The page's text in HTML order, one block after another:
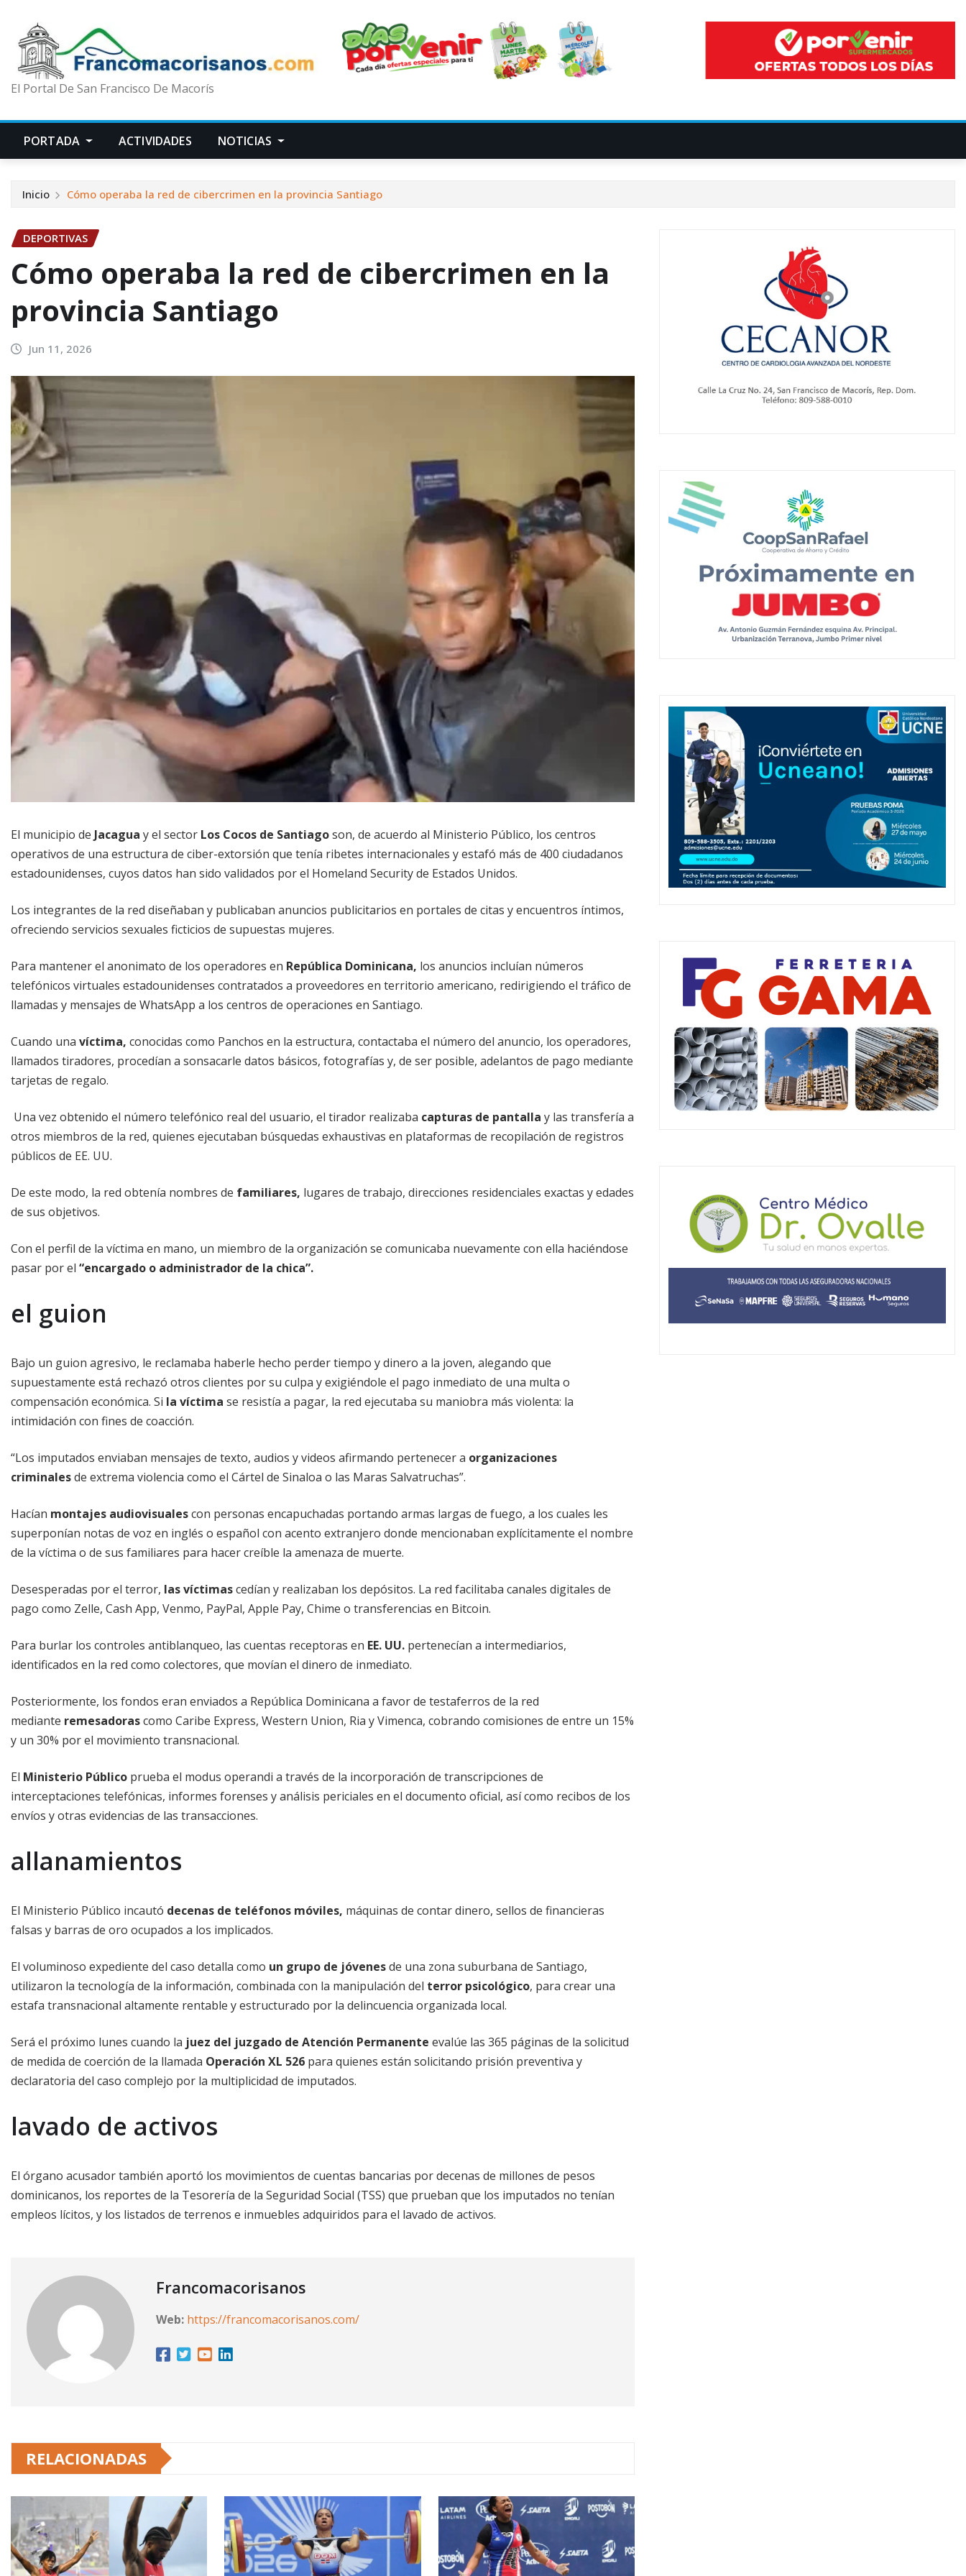
El Portal De San Francisco De Macorís
PORTADA ACTIVIDADES NOTICIAS
Inicio Cómo operaba la red de cibercrimen en la provincia Santiago
DEPORTIVAS
Cómo operaba la red de cibercrimen en la
provincia Santiago
Jun 11, 2026
El municipio de Jacagua y el sector Los Cocos de Santiagoson, de acuerdo al Ministerio Público, los centros
operativos de una estructura de ciber-extorsión que tenía ribetes internacionales y estafó más de 400 ciudadanos
estadounidenses, cuyos datos han sido validados por el Homeland Security de Estados Unidos.
Los integrantes de la red diseñaban y publicaban anuncios publicitarios en portales de citas y encuentros íntimos,
ofreciendo servicios sexuales ficticios de supuestas mujeres.
Para mantener el anonimato de los operadores en República Dominicana, los anuncios incluían números
telefónicos virtuales estadounidenses contratados a proveedores en territorio americano, redirigiendo el tráfico de
llamadas y mensajes de WhatsApp a los centros de operaciones en Santiago.
Cuando una víctima, conocidas como Panchos en la estructura, contactaba el número del anuncio, los operadores,
llamados tiradores, procedían a sonsacarle datos básicos, fotografías y, de ser posible, adelantos de pago mediante
tarjetas de regalo.
Una vez obtenido el número telefónico real del usuario, el tirador realizaba capturas de pantalla y las transfería a
otros miembros de la red, quienes ejecutaban búsquedas exhaustivas en plataformas de recopilación de registros
públicos de EE. UU.
De este modo, la red obtenía nombres de familiares, lugares de trabajo, direcciones residenciales exactas y edades
de sus objetivos.
Con el perfil de la víctima en mano, un miembro de la organización se comunicaba nuevamente con ella haciéndose
pasar por el “encargado o administrador de la chica”.
el guion
Bajo un guion agresivo, le reclamaba haberle hecho perder tiempo y dinero a la joven, alegando que
supuestamente está rechazó otros clientes por su culpa y exigiéndole el pago inmediato de una multa o
compensación económica. Si la víctima se resistía a pagar, la red ejecutaba su maniobra más violenta: la
intimidación con fines de coacción.
“Los imputados enviaban mensajes de texto, audios y videos afirmando pertenecer a organizaciones
criminalesde extrema violencia como el Cártel de Sinaloa o las Maras Salvatruchas”.
Hacían montajes audiovisualescon personas encapuchadas portando armas largas de fuego, a los cuales les
superponían notas de voz en inglés o español con acento extranjero donde mencionaban explícitamente el nombre
de la víctima o de sus familiares para hacer creíble la amenaza de muerte.
Desesperadas por el terror, las víctimascedían y realizaban los depósitos. La red facilitaba canales digitales de
pago como Zelle, Cash App, Venmo, PayPal, Apple Pay, Chime o transferencias en Bitcoin.
Para burlar los controles antiblanqueo, las cuentas receptoras en EE. UU. pertenecían a intermediarios,
identificados en la red como colectores, que movían el dinero de inmediato.
Posteriormente, los fondos eran enviados a República Dominicana a favor de testaferros de la red
mediante remesadorascomo Caribe Express, Western Union, Ria y Vimenca, cobrando comisiones de entre un 15%
y un 30% por el movimiento transnacional.
El Ministerio Público prueba el modus operandi a través de la incorporación de transcripciones de
interceptaciones telefónicas, informes forenses y análisis periciales en el documento oficial, así como recibos de los
envíos y otras evidencias de las transacciones.
allanamientos
El Ministerio Público incautó decenas de teléfonos móviles, máquinas de contar dinero, sellos de financieras
falsas y barras de oro ocupados a los implicados.
El voluminoso expediente del caso detalla como un grupo de jóvenesde una zona suburbana de Santiago,
utilizaron la tecnología de la información, combinada con la manipulación del terror psicológico, para crear una
estafa transnacional altamente rentable y estructurado por la delincuencia organizada local.
Será el próximo lunes cuando la juez del juzgado de Atención Permanente evalúe las 365 páginas de la solicitud
de medida de coerción de la llamada Operación XL 526 para quienes están solicitando prisión preventiva y
declaratoria del caso complejo por la multiplicidad de imputados.
lavado de activos
El órgano acusador también aportó los movimientos de cuentas bancarias por decenas de millones de pesos
dominicanos, los reportes de la Tesorería de la Seguridad Social (TSS) que prueban que los imputados no tenían
empleos lícitos, y los listados de terrenos e inmuebles adquiridos para el lavado de activos.
Francomacorisanos
Web: https://francomacorisanos.com/
RELACIONADAS